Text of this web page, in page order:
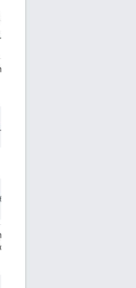
les requêtes, par exemple 3001.
de valeurs séparées par des
utilisateur Edge de base,
« http », utilisé pour accéder